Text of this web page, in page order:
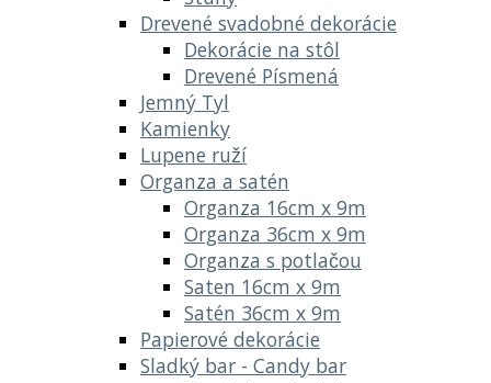
Drevené svadobné dekorácie
Dekorácie na stôl
Drevené Písmená
Jemný Tyl
Kamienky
Lupene ruží
Organza a satén
Organza 16cm x 9m
Organza 36cm x 9m
Organza s potlačou
Saten 16cm x 9m
Satén 36cm x 9m
Papierové dekorácie
Sladký bar - Candy bar